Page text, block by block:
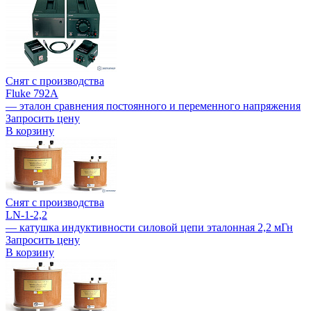
Снят с производства
Fluke 792A
— эталон сравнения постоянного и переменного напряжения
Запросить цену
В корзину
Снят с производства
LN-1-2,2
— катушка индуктивности силовой цепи эталонная 2,2 мГн
Запросить цену
В корзину